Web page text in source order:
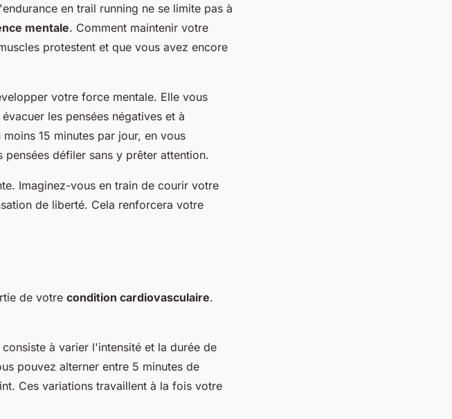
en trail running ne se limite pas à
mentale. Comment maintenir votre
protestent et que vous avez encore
votre force mentale. Elle vous
les pensées négatives et à
15 minutes par jour, en vous
défiler sans y prêter attention.
Imaginez-vous en train de courir votre
de liberté. Cela renforcera votre
de votre condition cardiovasculaire.
à varier l'intensité et la durée de
pouvez alterner entre 5 minutes de
Ces variations travaillent à la fois votre